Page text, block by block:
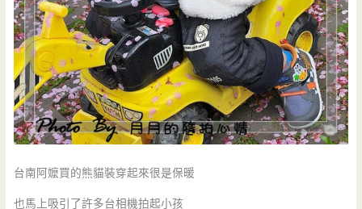
台南阿嬤買的熊貓裝穿起來很是保暖
也馬上吸引了許多台相機拍起小孩